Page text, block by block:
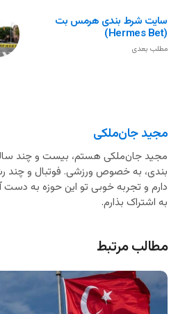
سایت شرط بندی هرمس بت
(Hermes Bet)
مطلب بعدی
مجید جان‌ملکی
مجید جان‌ملکی هستم، بیست و چند
بندی، به خصوص ورزشی. فوتبال و چند
دارم و تجربه خوبی تو این حوزه به
به اشتراک بذارم.
مطالب مرتبط